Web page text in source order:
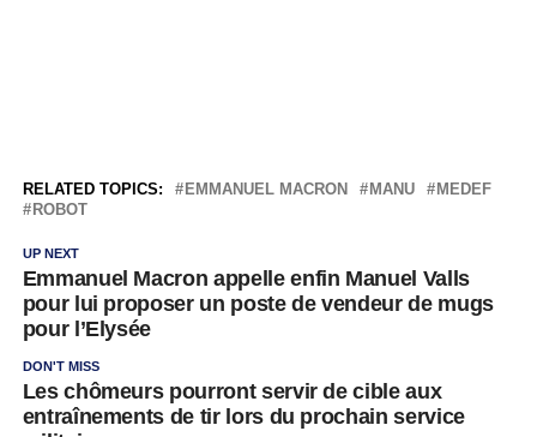
RELATED TOPICS: EMMANUEL MACRON MANU
MEDEF
ROBOT
UP NEXT
Emmanuel Macron appelle enfin Manuel Valls
pour lui proposer un poste de vendeur de mugs
pour l’Elysée
DON'T MISS
Les chômeurs pourront servir de cible aux
entraînements de tir lors du prochain service